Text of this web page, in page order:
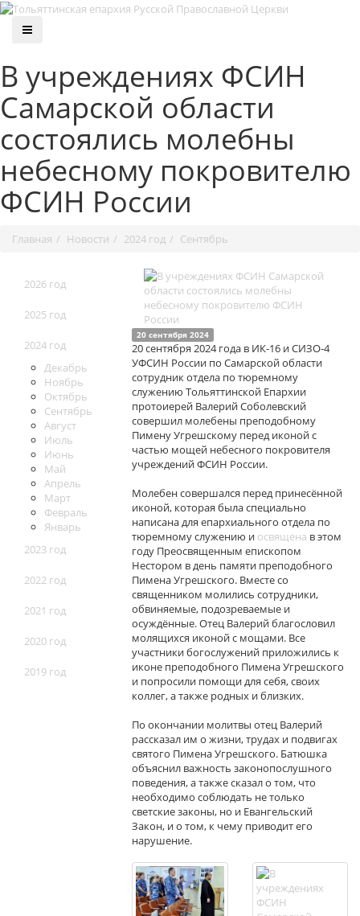
В учреждениях ФСИН
Самарской области
состоялись молебны
небесному покровителю
ФСИН России
Главная Новости 2024 год Сентябрь
2026 год
2025 год
2024 год
Декабрь
Ноябрь
Октябрь
Сентябрь
Август
Июль
Июнь
Май
Апрель
Март
Февраль
Январь
2023 год
2022 год
2021 год
2020 год
2019 год
20 сентября 2024
20 сентября 2024 года в ИК-16 и СИЗО-4
УФСИН России по Самарской области
сотрудник отдела по тюремному
служению Тольяттинской Епархии
протоиерей Валерий Соболевский
совершил молебены преподобному
Пимену Угрешскому перед иконой с
частью мощей небесного покровителя
учреждений ФСИН России.
Молебен совершался перед принесённой
иконой, которая была специально
написана для епархиального отдела по
тюремному служению и освящена в этом
году Преосвященным епископом
Нестором в день памяти преподобного
Пимена Угрешского. Вместе со
священником молились сотрудники,
обвиняемые, подозреваемые и
осуждённые. Отец Валерий благословил
молящихся иконой с мощами. Все
участники богослужений приложились к
иконе преподобного Пимена Угрешского
и попросили помощи для себя, своих
коллег, а также родных и близких.
По окончании молитвы отец Валерий
рассказал им о жизни, трудах и подвигах
святого Пимена Угрешского. Батюшка
объяснил важность законопослушного
поведения, а также сказал о том, что
необходимо соблюдать не только
светские законы, но и Евангельский
Закон, и о том, к чему приводит его
нарушение.